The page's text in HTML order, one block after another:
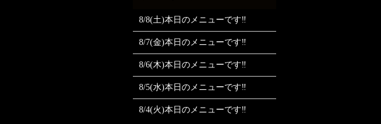
8/8(土)本日のメニューです‼️
8/7(金)本日のメニューです‼️
8/6(木)本日のメニューです‼️
8/5(水)本日のメニューです‼️
8/4(火)本日のメニューです‼️